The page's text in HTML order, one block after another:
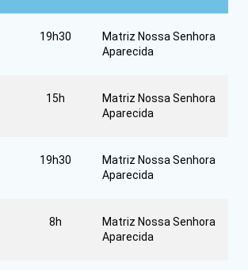
19h30
Matriz Nossa Senhora
Aparecida
15h
Matriz Nossa Senhora
Aparecida
19h30
Matriz Nossa Senhora
Aparecida
8h
Matriz Nossa Senhora
Aparecida